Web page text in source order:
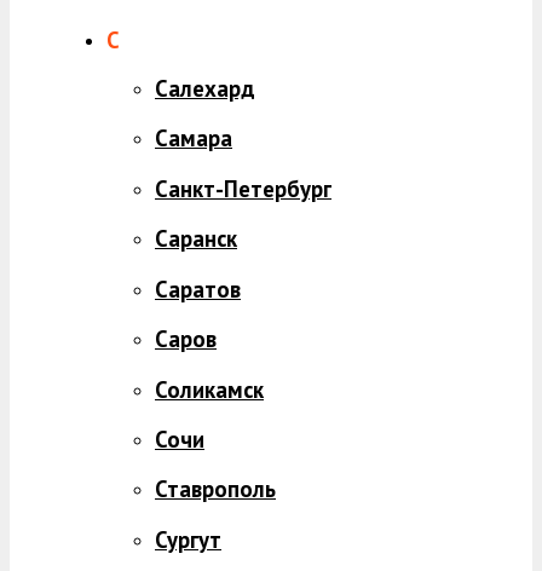
С
Салехард
Самара
Санкт-Петербург
Саранск
Саратов
Саров
Соликамск
Сочи
Ставрополь
Сургут